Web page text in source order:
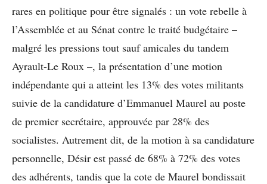
rares en politique pour être signalés : un vote rebelle à
l’Assemblée et au Sénat contre le traité budgétaire –
malgré les pressions tout sauf amicales du tandem
Ayrault-Le Roux –, la présentation d’une motion
indépendante qui a atteint les 13% des votes militants
suivie de la candidature d’Emmanuel Maurel au poste
de premier secrétaire, approuvée par 28% des
socialistes. Autrement dit, de la motion à sa candidature
personnelle, Désir est passé de 68% à 72% des votes
des adhérents, tandis que la cote de Maurel bondissait